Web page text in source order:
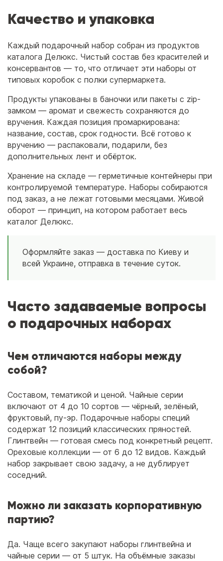
Качество и упаковка
Каждый подарочный набор собран из продуктов
каталога Делюкс. Чистый состав без красителей и
консервантов — то, что отличает эти наборы от
типовых коробок с полки супермаркета.
Продукты упакованы в баночки или пакеты с zip-
замком — аромат и свежесть сохраняются до
вручения. Каждая позиция промаркирована:
название, состав, срок годности. Всё готово к
вручению — распаковали, подарили, без
дополнительных лент и обёрток.
Хранение на складе — герметичные контейнеры при
контролируемой температуре. Наборы собираются
под заказ, а не лежат готовыми месяцами. Живой
оборот — принцип, на котором работает весь
каталог Делюкс.
Оформляйте заказ — доставка по Киеву и
всей Украине, отправка в течение суток.
Часто задаваемые вопросы
о подарочных наборах
Чем отличаются наборы между
собой?
Составом, тематикой и ценой. Чайные серии
включают от 4 до 10 сортов — чёрный, зелёный,
фруктовый, пу-эр. Подарочные наборы специй
содержат 12 позиций классических пряностей.
Глинтвейн — готовая смесь под конкретный рецепт.
Ореховые коллекции — от 6 до 12 видов. Каждый
набор закрывает свою задачу, а не дублирует
соседний.
Можно ли заказать корпоративную
партию?
Да. Чаще всего закупают наборы глинтвейна и
чайные серии — от 5 штук. На объёмные заказы